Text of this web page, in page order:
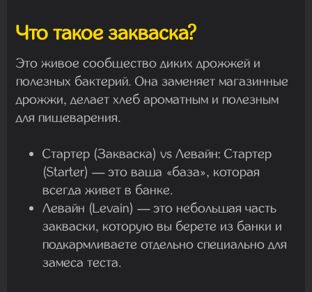
Что такое закваска?
Это живое сообщество диких дрожжей и
полезных бактерий. Она заменяет магазинные
дрожжи, делает хлеб ароматным и полезным
для пищеварения.
Стартер (Закваска) vs Левайн: Стартер
(Starter) — это ваша «база», которая
всегда живет в банке.
Левайн (Levain) — это небольшая часть
закваски, которую вы берете из банки и
подкармливаете отдельно специально для
замеса теста.